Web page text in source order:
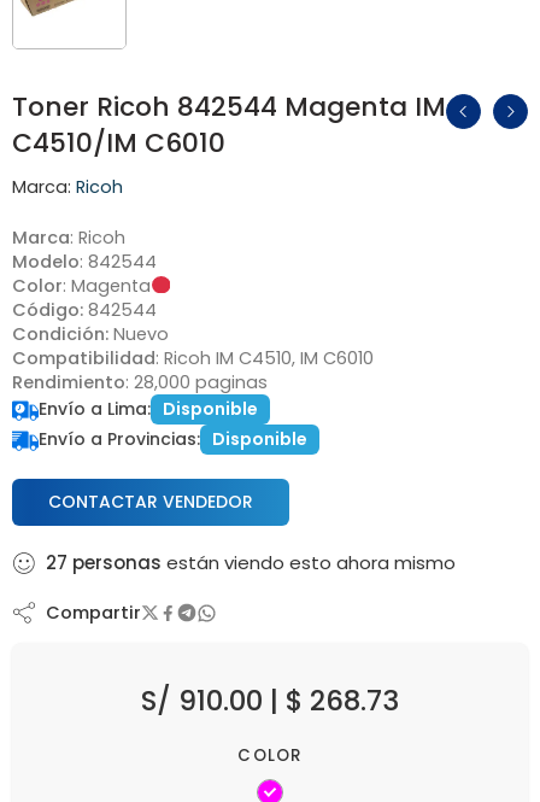
Toner Ricoh 842544 Magenta IM
C4510/IM C6010
Marca: Ricoh
Marca: Ricoh
Modelo: 842544
Color: Magenta
Código: 842544
Condición: Nuevo
Compatibilidad: Ricoh IM C4510, IM C6010
Rendimiento: 28,000 paginas
Envío a Lima: Disponible
Envío a Provincias: Disponible
CONTACTAR VENDEDOR
27 personas están viendo esto ahora mismo
Compartir
S/ 910.00 | $ 268.73
COLOR